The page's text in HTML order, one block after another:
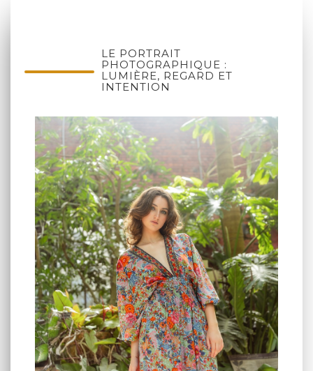
LE PORTRAIT
PHOTOGRAPHIQUE :
LUMIÈRE, REGARD ET
INTENTION